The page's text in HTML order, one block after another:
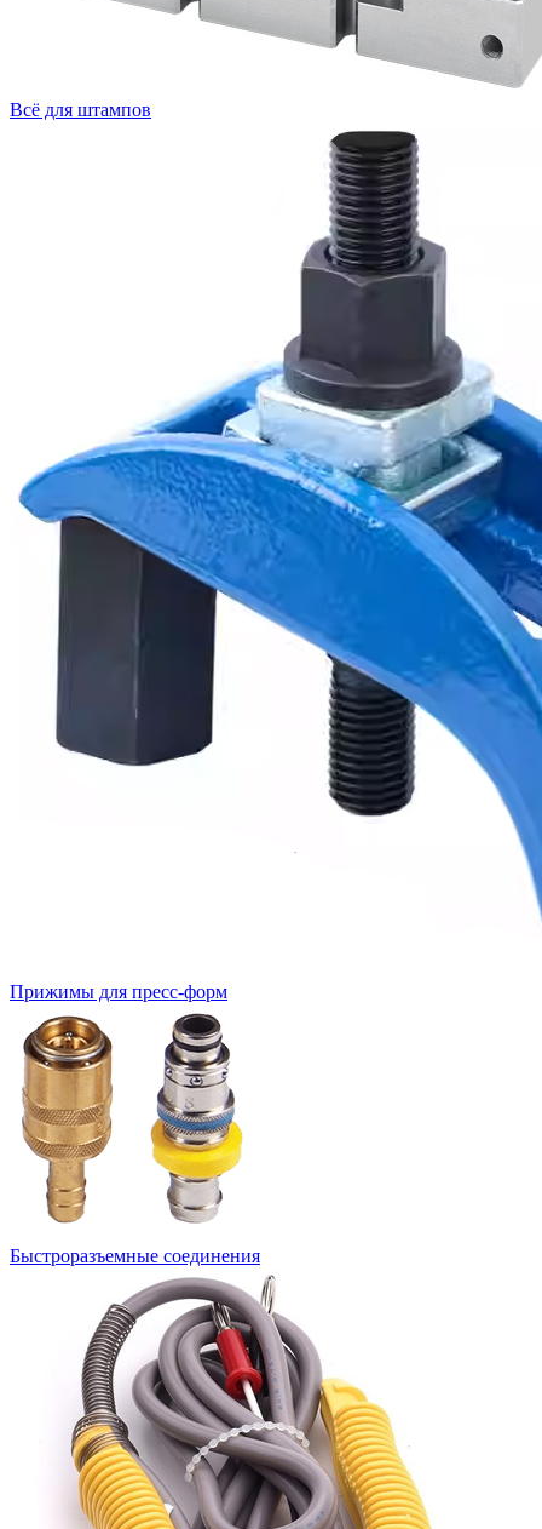
Всё для штампов
Прижимы для пресс-форм
Быстроразъемные соединения